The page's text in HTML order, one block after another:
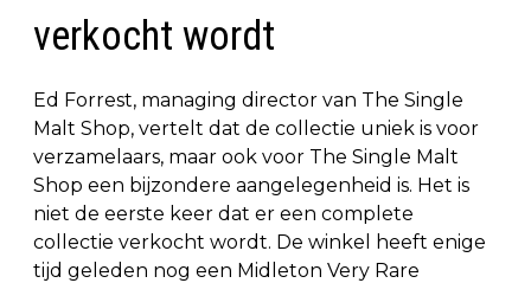
verkocht wordt
Ed Forrest, managing director van The Single
Malt Shop, vertelt dat de collectie uniek is voor
verzamelaars, maar ook voor The Single Malt
Shop een bijzondere aangelegenheid is. Het is
niet de eerste keer dat er een complete
collectie verkocht wordt. De winkel heeft enige
tijd geleden nog een Midleton Very Rare